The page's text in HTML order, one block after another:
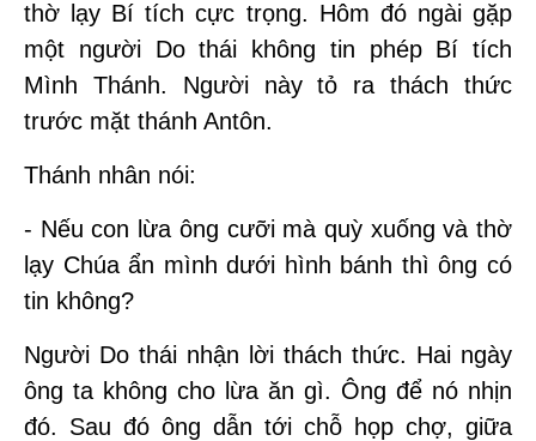
thờ lạy Bí tích cực trọng. Hôm đó ngài gặp
một người Do thái không tin phép Bí tích
Mình Thánh. Người này tỏ ra thách thức
trước mặt thánh Antôn.
Thánh nhân nói:
- Nếu con lừa ông cưỡi mà quỳ xuống và thờ
lạy Chúa ẩn mình dưới hình bánh thì ông có
tin không?
Người Do thái nhận lời thách thức. Hai ngày
ông ta không cho lừa ăn gì. Ông để nó nhịn
đó. Sau đó ông dẫn tới chỗ họp chợ, giữa